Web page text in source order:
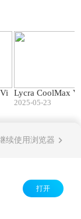
Lycra CoolMax
2025-05-23
续使用浏览器
打开